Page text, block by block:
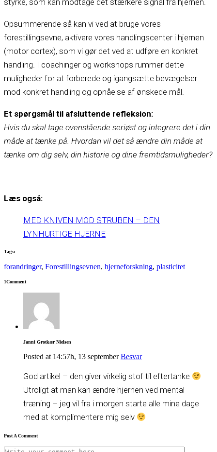
styrke, som kan modtage det stærkere signal fra hjernen.
Opsummerende så kan vi ved at bruge vores
forestillingsevne, aktivere vores handlingscenter i hjernen
(motor cortex), som vi gør det ved at udføre en konkret
handling. I coachinger og workshops rummer dette
muligheder for at forberede og igangsætte bevægelser
mod konkret handling og opnåelse af ønskede mål.
Et spørgsmål til afsluttende refleksion:
Hvis du skal tage ovenstående seriøst og integrere det i din
måde at tænke på. Hvordan vil det så ændre din måde at
tænke om dig selv, din historie og dine fremtidsmuligheder?
Læs også:
MED KNIVEN MOD STRUBEN – DEN
LYNHURTIGE HJERNE
Tags:
forandringer, Forestillingsevnen, hjerneforskning, plasticitet
1Comment
Janni Grotkær Nielsen
Posted at 14:57h, 13 september Besvar
God artikel – den giver virkelig stof til eftertanke
Utroligt at man kan ændre hjernen ved mental
træning – jeg vil fra i morgen starte alle mine dage
med at komplimentere mig selv
Post A Comment